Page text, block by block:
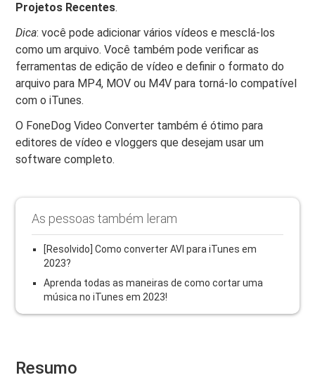
Projetos Recentes.
Dica: você pode adicionar vários vídeos e mesclá-los
como um arquivo. Você também pode verificar as
ferramentas de edição de vídeo e definir o formato do
arquivo para MP4, MOV ou M4V para torná-lo compatível
com o iTunes.
O FoneDog Video Converter também é ótimo para
editores de vídeo e vloggers que desejam usar um
software completo.
As pessoas também leram
[Resolvido] Como converter AVI para iTunes em
2023?
Aprenda todas as maneiras de como cortar uma
música no iTunes em 2023!
Resumo